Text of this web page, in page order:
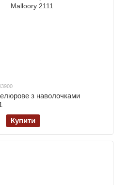
з наволочками
Купити